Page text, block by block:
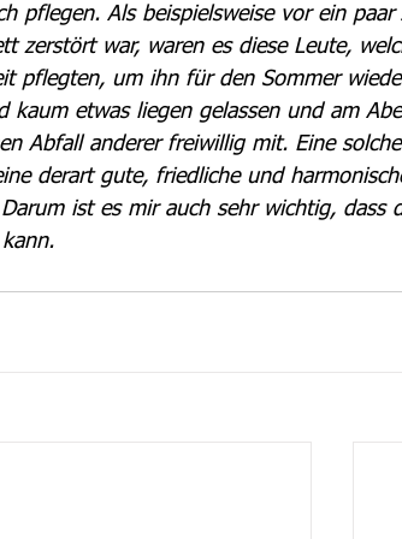
pflegen. Als beispielsweise vor ein paar
zerstört war, waren es diese Leute,
pflegten, um ihn für den Sommer
etwas liegen gelassen und am
Abfall anderer freiwillig mit. Eine
derart gute, friedliche und
ist es mir auch sehr wichtig, dass